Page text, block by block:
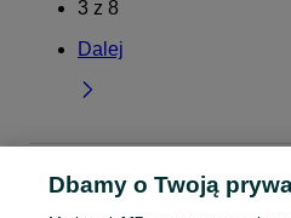
3 z 8
Dalej
Strona główna Zachodniopomorskie
Dbamy o Twoją